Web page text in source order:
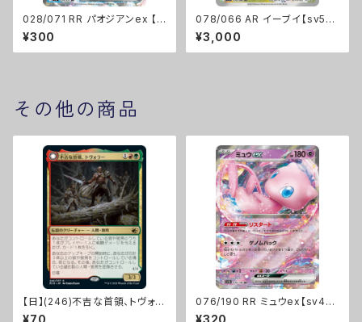
028/071 RR パオジアンex 【s
v2P】 Gレギュ
¥300
078/066 AR イーブイ【sv5a】
[H]
¥3,000
その他の商品
【日】(246)不吉な首領、トヴォラ
ー/Tovolar, Dire Overlord
¥70
076/190 RR ミュウex【sv4a】
[G]
¥320